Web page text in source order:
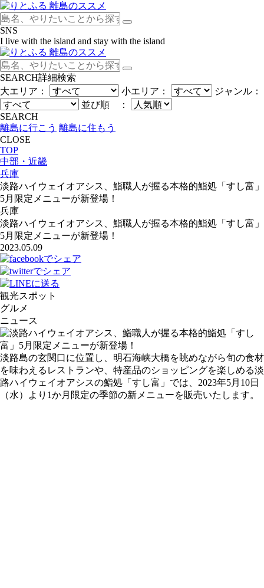
SNS
I live with the island and stay with the island
SEARCH詳細検索
大エリア：
小エリア：
ジャンル：
並び順 ：
SEARCH
離島に行こう 離島に住もう
CLOSE
TOP
中部・近畿
兵庫
淡路ハイウェイオアシス、鮨職人が握る本格的鮨処「すし富」
5月限定メニューが新登場！
兵庫
淡路ハイウェイオアシス、鮨職人が握る本格的鮨処「すし富」
5月限定メニューが新登場！
2023.05.09
観光スポット
グルメ
ニュース
淡路島の玄関口に位置し、明石海峡大橋を眺めながら旬の食材
を味わえるレストランや、特産品のショッピングを楽しめる淡
路ハイウェイオアシスの鮨処「すし富」では、2023年5月10日
（水）より1か月限定の季節の新メニューを販売いたします。